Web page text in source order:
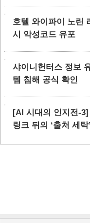
호텔 와이파이 노린
시 악성코드 유포
샤이니헌터스 정보
템 침해 공식 확인
[AI 시대의 인지전-
링크 뒤의 ‘출처 세탁’